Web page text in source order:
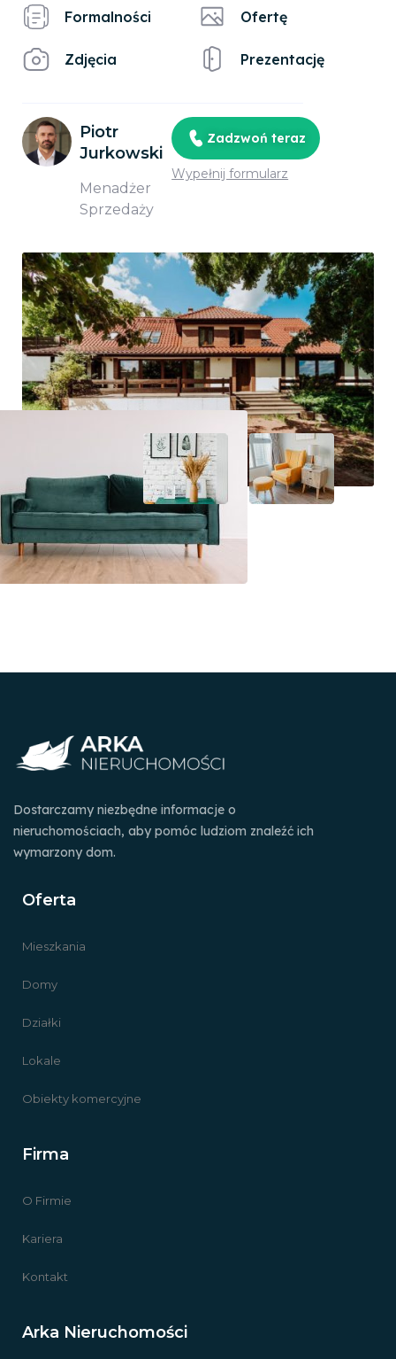
Formalności
Zdjęcia
Ofertę
Prezentację
Piotr
Jurkowski
Menadżer
Sprzedaży
Zadzwoń teraz
Wypełnij formularz
Dostarczamy niezbędne informacje o
nieruchomościach, aby pomóc ludziom znaleźć ich
wymarzony dom.
Oferta
Mieszkania
Domy
Działki
Lokale
Obiekty komercyjne
Firma
O Firmie
Kariera
Kontakt
Arka Nieruchomości